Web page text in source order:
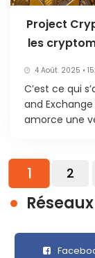
Project
les
4 Août. 2025 •
C’est ce qui
and
amorce une
1 2